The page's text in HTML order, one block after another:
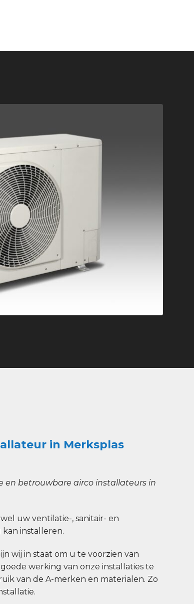
in Merksplas
en betrouwbare airco installateurs in
uw ventilatie-, sanitair- en
installeren.
wij in staat om u te voorzien van
werking van onze installaties te
van de A-merken en materialen. Zo